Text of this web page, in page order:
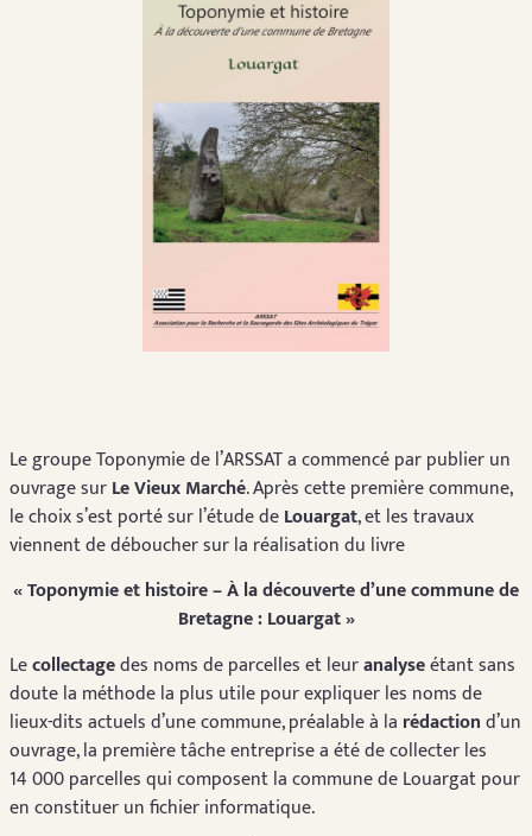
Le groupe Toponymie de l’ARSSAT a commencé par publier un
ouvrage surLe Vieux Marché. Après cette première commune,
le choix s’est porté sur l’étude deLouargat, et les travaux
viennent de déboucher sur la réalisation du livre
« Toponymie et histoire – À la découverte d’une commune de
Bretagne : Louargat »
Lecollectagedes noms de parcelles et leuranalyseétant sans
doute la méthode la plus utile pour expliquer les noms de
lieux-dits actuels d’une commune, préalable à la rédactiond’un
ouvrage, la première tâche entreprise a été de collecter les
14 000 parcelles qui composent la commune de Louargat pour
en constituer un fichier informatique.